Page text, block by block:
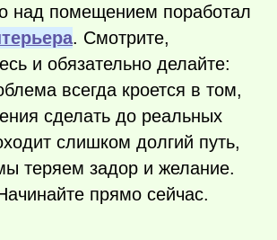
над помещением поработал
. Смотрите,
и обязательно делайте:
всегда кроется в том,
сделать до реальных
слишком долгий путь,
теряем задор и желание.
прямо сейчас.